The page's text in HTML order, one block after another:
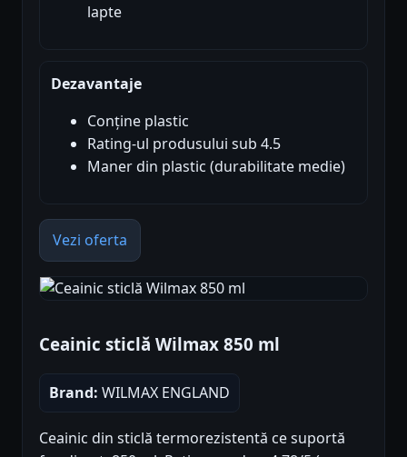
lapte
Dezavantaje
Conține plastic
Rating-ul produsului sub 4.5
Maner din plastic (durabilitate medie)
Vezi oferta
Ceainic sticlă Wilmax 850 ml
Brand: WILMAX ENGLAND
Ceainic din sticlă termorezistentă ce suportă